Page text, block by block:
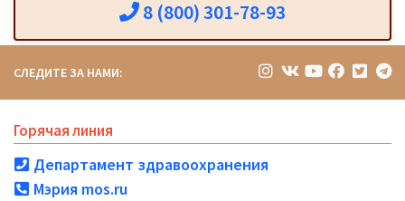
8 (800) 301-78-93
СЛЕДИТЕ ЗА НАМИ:
Горячая линия
Департамент здравоохранения
Мэрия mos.ru